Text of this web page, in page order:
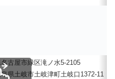
古屋市緑区滝ノ水5-2105
県土岐市土岐津町土岐口1372-11